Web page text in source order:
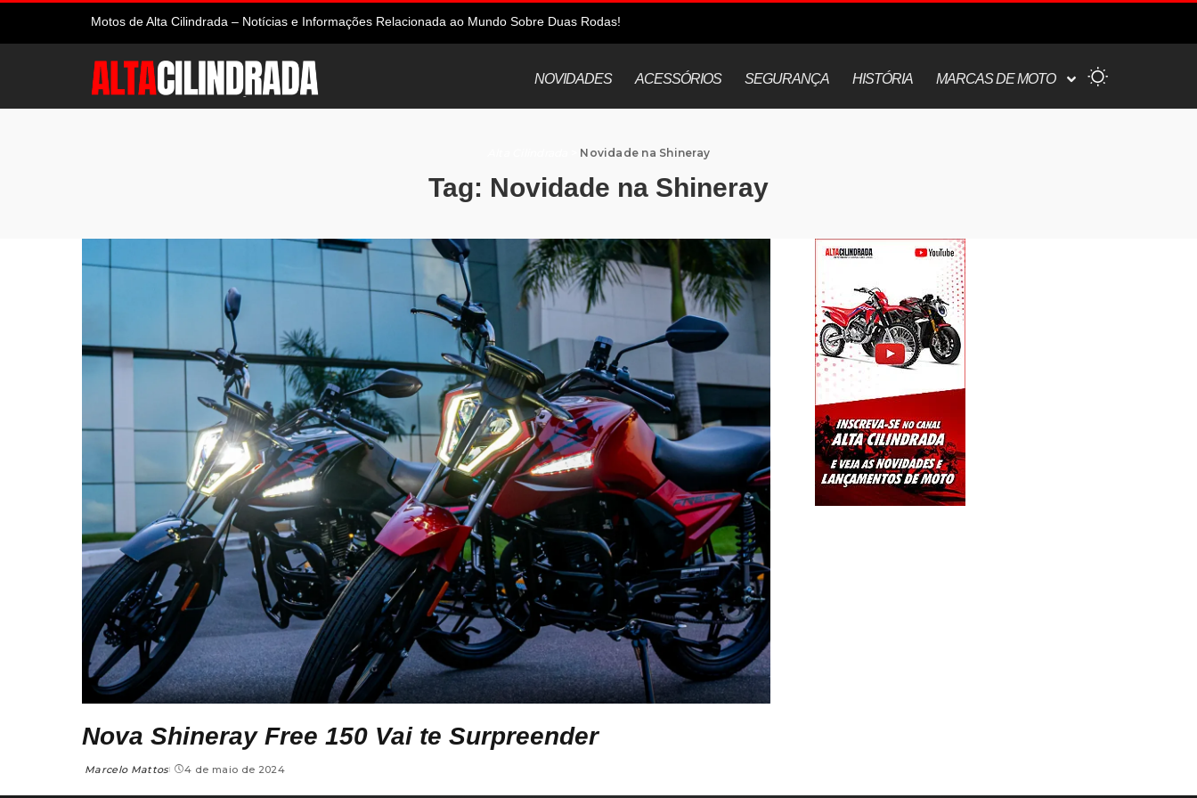
Motos de Alta Cilindrada – Notícias e Informações Relacionada ao Mundo Sobre Duas Rodas!
NOVIDADES ACESSÓRIOS SEGURANÇA HISTÓRIA MARCAS DE MOTO
Novidade na Shineray
Tag: Novidade na Shineray
Nova Shineray Free 150 Vai te Surpreender
Marcelo Mattos 4 de maio de 2024